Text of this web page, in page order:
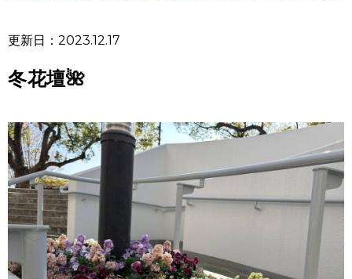
更新日：2023.12.17
冬花壇🌺